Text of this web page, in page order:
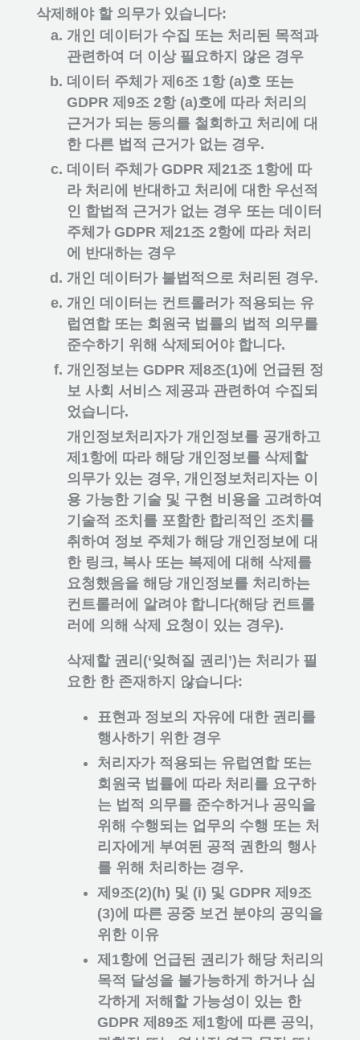
삭제해야 할 의무가 있습니다:
개인 데이터가 수집 또는 처리된 목적과
관련하여 더 이상 필요하지 않은 경우
데이터 주체가 제6조 1항 (a)호 또는
GDPR 제9조 2항 (a)호에 따라 처리의
근거가 되는 동의를 철회하고 처리에 대
한 다른 법적 근거가 없는 경우.
데이터 주체가 GDPR 제21조 1항에 따
라 처리에 반대하고 처리에 대한 우선적
인 합법적 근거가 없는 경우 또는 데이터
주체가 GDPR 제21조 2항에 따라 처리
에 반대하는 경우
개인 데이터가 불법적으로 처리된 경우.
개인 데이터는 컨트롤러가 적용되는 유
럽연합 또는 회원국 법률의 법적 의무를
준수하기 위해 삭제되어야 합니다.
개인정보는 GDPR 제8조(1)에 언급된 정
보 사회 서비스 제공과 관련하여 수집되
었습니다.
개인정보처리자가 개인정보를 공개하고
제1항에 따라 해당 개인정보를 삭제할
의무가 있는 경우, 개인정보처리자는 이
용 가능한 기술 및 구현 비용을 고려하여
기술적 조치를 포함한 합리적인 조치를
취하여 정보 주체가 해당 개인정보에 대
한 링크, 복사 또는 복제에 대해 삭제를
요청했음을 해당 개인정보를 처리하는
컨트롤러에 알려야 합니다(해당 컨트롤
러에 의해 삭제 요청이 있는 경우).
삭제할 권리(‘잊혀질 권리’)는 처리가 필
요한 한 존재하지 않습니다:
표현과 정보의 자유에 대한 권리를
행사하기 위한 경우
처리자가 적용되는 유럽연합 또는
회원국 법률에 따라 처리를 요구하
는 법적 의무를 준수하거나 공익을
위해 수행되는 업무의 수행 또는 처
리자에게 부여된 공적 권한의 행사
를 위해 처리하는 경우.
제9조(2)(h) 및 (i) 및 GDPR 제9조
(3)에 따른 공중 보건 분야의 공익을
위한 이유
제1항에 언급된 권리가 해당 처리의
목적 달성을 불가능하게 하거나 심
각하게 저해할 가능성이 있는 한
GDPR 제89조 제1항에 따른 공익,